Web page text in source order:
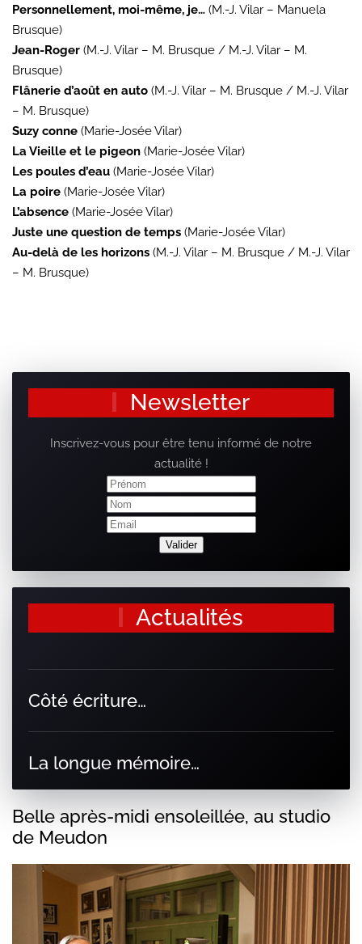
Personnellement, moi-même, je… (M.-J. Vilar – Manuela
Brusque)
Jean-Roger (M.-J. Vilar – M. Brusque / M.-J. Vilar – M.
Brusque)
Flânerie d’août en auto (M.-J. Vilar – M. Brusque / M.-J. Vilar
– M. Brusque)
Suzy conne (Marie-Josée Vilar)
La Vieille et le pigeon (Marie-Josée Vilar)
Les poules d’eau (Marie-Josée Vilar)
La poire (Marie-Josée Vilar)
L’absence (Marie-Josée Vilar)
Juste une question de temps (Marie-Josée Vilar)
Au-delà de les horizons (M.-J. Vilar – M. Brusque / M.-J. Vilar
– M. Brusque)
Newsletter
Inscrivez-vous pour être tenu informé de notre
actualité !
Actualités
Côté écriture…
La longue mémoire…
Belle après-midi ensoleillée, au studio
de Meudon